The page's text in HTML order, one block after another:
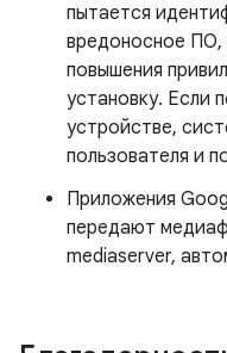
пытается
вредоносное ПО,
повышения
установку. Если
устройстве,
пользователя и
Приложения
передают
mediaserver,